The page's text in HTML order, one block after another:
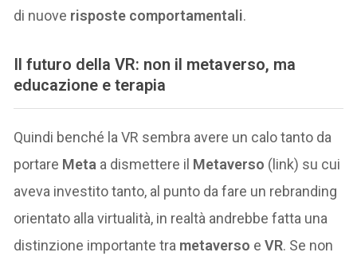
di nuove risposte comportamentali.
Il futuro della VR: non il metaverso, ma
educazione e terapia
Quindi benché la VR sembra avere un calo tanto da
portare Meta a dismettere il Metaverso (link) su cui
aveva investito tanto, al punto da fare un rebranding
orientato alla virtualità, in realtà andrebbe fatta una
distinzione importante tra metaverso eVR. Se non